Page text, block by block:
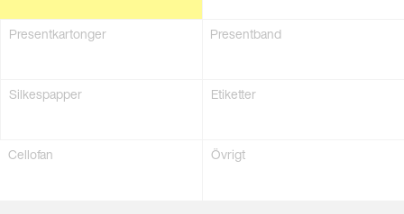
Present­kartonger Presentband
Silkes­papper Etiketter
Cellofan Övrigt